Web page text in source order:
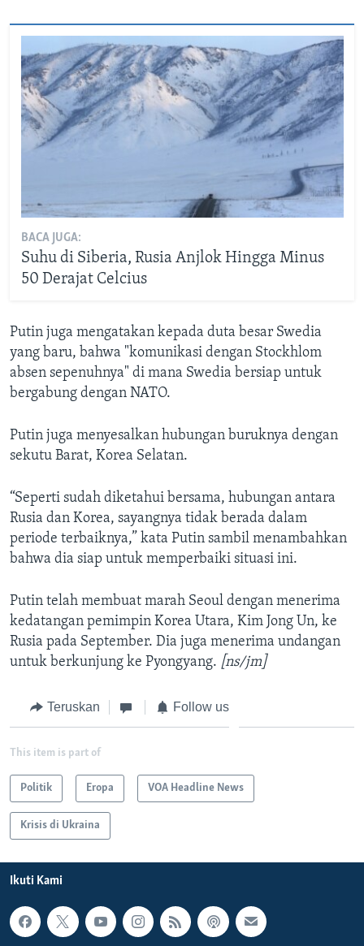
BACA JUGA:
Suhu di Siberia, Rusia Anjlok Hingga Minus
50 Derajat Celcius
Putin juga mengatakan kepada duta besar Swedia
yang baru, bahwa "komunikasi dengan Stockhlom
absen sepenuhnya" di mana Swedia bersiap untuk
bergabung dengan NATO.
Putin juga menyesalkan hubungan buruknya dengan
sekutu Barat, Korea Selatan.
“Seperti sudah diketahui bersama, hubungan antara
Rusia dan Korea, sayangnya tidak berada dalam
periode terbaiknya,” kata Putin sambil menambahkan
bahwa dia siap untuk memperbaiki situasi ini.
Putin telah membuat marah Seoul dengan menerima
kedatangan pemimpin Korea Utara, Kim Jong Un, ke
Rusia pada September. Dia juga menerima undangan
untuk berkunjung ke Pyongyang. [ns/jm]
Teruskan Follow us
This item is part of
Politik Eropa VOA Headline News
Krisis di Ukraina
Ikuti Kami